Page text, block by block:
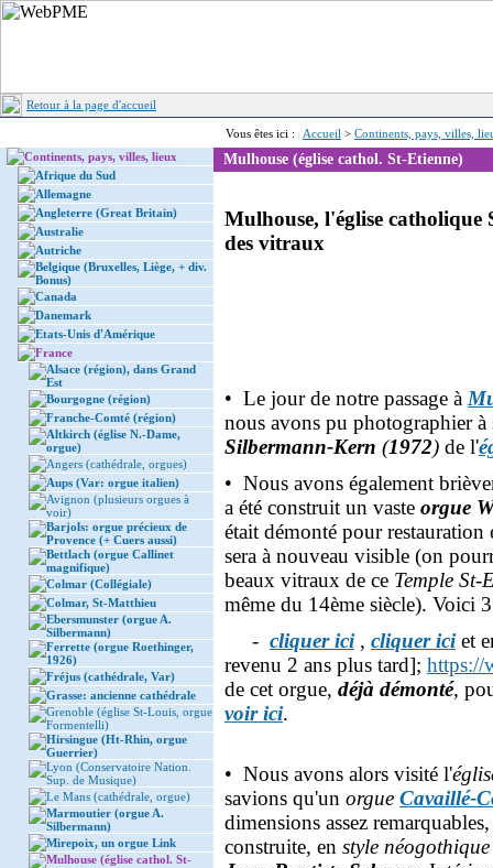
Retour à la page d'accueil
Vous êtes ici : Accueil > Continents, pays, villes,
Continents, pays, villes, lieux
Afrique du Sud
Allemagne
Angleterre (Great Britain)
Australie
Autriche
Belgique (Bruxelles, Liège, + div.
Bonus)
Canada
Danemark
Etats-Unis d'Amérique
France
Alsace (région), dans Grand
Est
Bourgogne (région)
Franche-Comté (région)
Altkirch (église N.-Dame,
orgue)
Angers (cathédrale, orgues)
Aups (Var: orgue italien)
Avignon (plusieurs orgues à
voir)
Barjols: orgue précieux de
Provence (+ Cuers aussi)
Bettlach (orgue Callinet
magnifique)
Colmar (Collégiale)
Colmar, St-Matthieu
Ebersmunster (orgue A.
Silbermann)
Ferrette (orgue Roethinger,
1926)
Fréjus (cathédrale, Var)
Grasse: ancienne cathédrale
Grenoble (église St-Louis, orgue
Formentelli)
Hirsingue (Ht-Rhin, orgue
Guerrier)
Lyon (Conservatoire Nation.
Sup. de Musique)
Le Mans (cathédrale, orgue)
Marmoutier (orgue A.
Silbermann)
Mirepoix, un orgue Link
Mulhouse (église cathol. St-
Mulhouse (église cathol. St-Etienne)
Mulhouse, l'église
des vitraux
• Le jour de notre passage à
nous avons pu photographier à
Silbermann-Kern (1972) de l'
• Nous avons également
a été construit un vaste orgue
était démonté pour restauration
sera à nouveau visible (on
beaux vitraux de ce Temple St-
même du 14ème siècle). Voici
- cliquer ici, cliquer iciet
revenu 2 ans plus tard]; https://
de cet orgue, déjà démonté,
voir ici.
• Nous avons alors visité l'
savions qu'un orgue Cavaillé-
dimensions assez
construite, en style néogothique